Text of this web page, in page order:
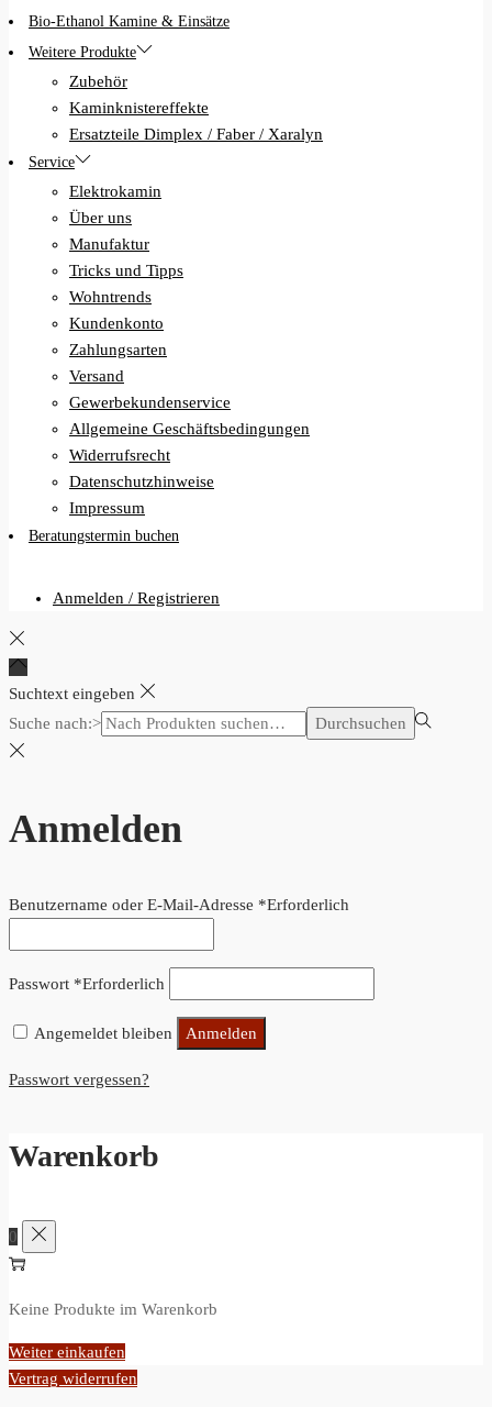
Bio-Ethanol Kamine & Einsätze
Weitere Produkte
Zubehör
Kaminknistereffekte
Ersatzteile Dimplex / Faber / Xaralyn
Service
Elektrokamin
Über uns
Manufaktur
Tricks und Tipps
Wohntrends
Kundenkonto
Zahlungsarten
Versand
Gewerbekundenservice
Allgemeine Geschäftsbedingungen
Widerrufsrecht
Datenschutzhinweise
Impressum
Beratungstermin buchen
Anmelden / Registrieren
Suchtext eingeben
Suche nach:>
Durchsuchen
Anmelden
Benutzername oder E-Mail-Adresse *Erforderlich
Passwort *Erforderlich
Angemeldet bleiben Anmelden
Passwort vergessen?
Warenkorb
0
Keine Produkte im Warenkorb
Weiter einkaufen
Vertrag widerrufen